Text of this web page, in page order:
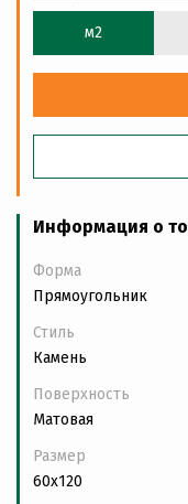
м2
Информация о
Форма
Прямоугольник
Стиль
Камень
Поверхность
Матовая
Размер
60x120